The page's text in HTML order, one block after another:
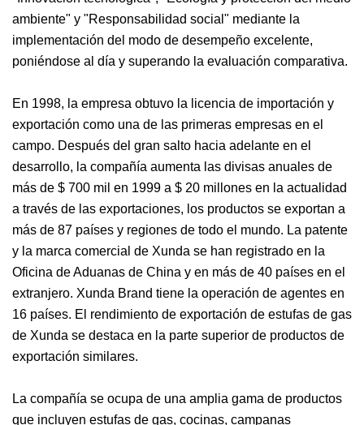
ambiente" y "Responsabilidad social" mediante la
implementación del modo de desempeño excelente,
poniéndose al día y superando la evaluación comparativa.
En 1998, la empresa obtuvo la licencia de importación y
exportación como una de las primeras empresas en el
campo. Después del gran salto hacia adelante en el
desarrollo, la compañía aumenta las divisas anuales de
más de $ 700 mil en 1999 a $ 20 millones en la actualidad
a través de las exportaciones, los productos se exportan a
más de 87 países y regiones de todo el mundo. La patente
y la marca comercial de Xunda se han registrado en la
Oficina de Aduanas de China y en más de 40 países en el
extranjero. Xunda Brand tiene la operación de agentes en
16 países. El rendimiento de exportación de estufas de gas
de Xunda se destaca en la parte superior de productos de
exportación similares.
La compañía se ocupa de una amplia gama de productos
que incluyen estufas de gas, cocinas, campanas